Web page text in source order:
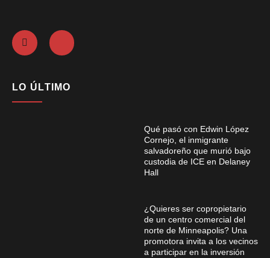
LO ÚLTIMO
Qué pasó con Edwin López
Cornejo, el inmigrante
salvadoreño que murió bajo
custodia de ICE en Delaney
Hall
¿Quieres ser copropietario
de un centro comercial del
norte de Minneapolis? Una
promotora invita a los vecinos
a participar en la inversión